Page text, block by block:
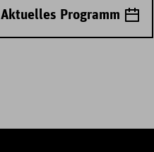
Aktuelles Programm